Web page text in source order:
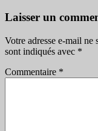
Laisser un
Votre adresse e-mail ne
sont indiqués avec *
Commentaire *